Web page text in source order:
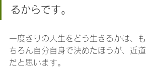
るからです。
一度きりの人生をどう生きるかは、も
ちろん自分自身で決めたほうが、近道
だと思います。